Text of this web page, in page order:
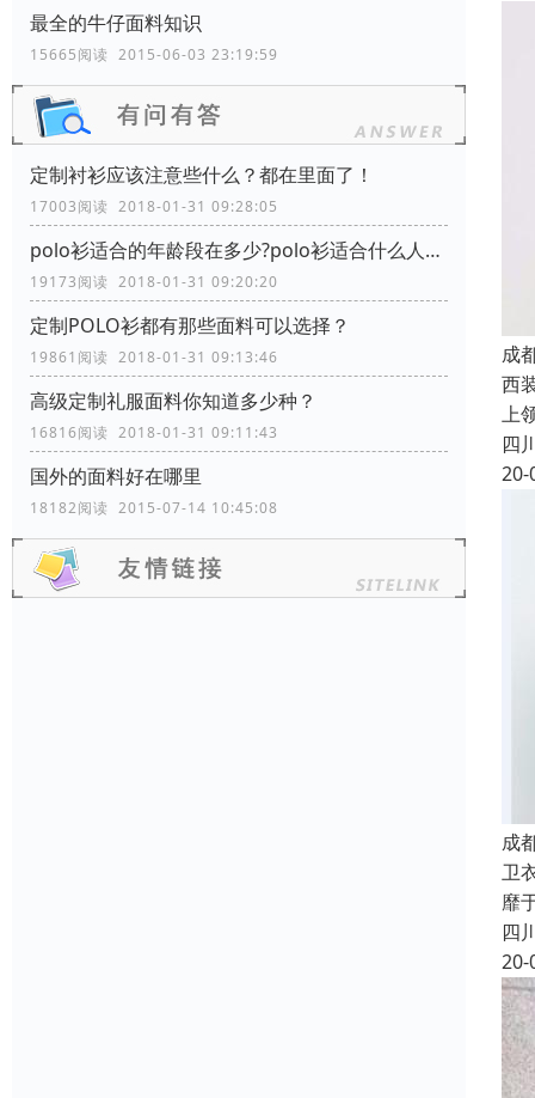
最全的牛仔面料知识
15665阅读 2015-06-03 23:19:59
定制衬衫应该注意些什么？都在里面了！
17003阅读 2018-01-31 09:28:05
polo衫适合的年龄段在多少?polo衫适合什么人穿？
19173阅读 2018-01-31 09:20:20
定制POLO衫都有那些面料可以选择？
19861阅读 2018-01-31 09:13:46
高级定制礼服面料你知道多少种？
16816阅读 2018-01-31 09:11:43
国外的面料好在哪里
18182阅读 2015-07-14 10:45:08
成
西
上
四
20-
成
卫
靡
四
20-